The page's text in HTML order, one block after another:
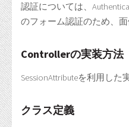
認証については、
のフォーム認証のため、
Controllerの実装方法
SessionAttributeを利用した
クラス定義